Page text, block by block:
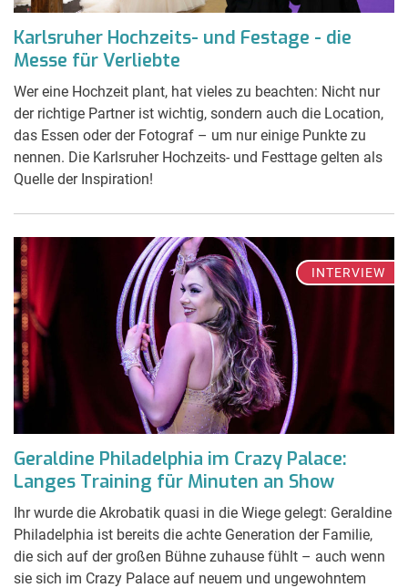
Karlsruher Hochzeits- und Festage - die
Messe für Verliebte
Wer eine Hochzeit plant, hat vieles zu beachten: Nicht nur
der richtige Partner ist wichtig, sondern auch die Location,
das Essen oder der Fotograf – um nur einige Punkte zu
nennen. Die Karlsruher Hochzeits- und Festtage gelten als
Quelle der Inspiration!
INTERVIEW
Geraldine Philadelphia im Crazy Palace:
Langes Training für Minuten an Show
Ihr wurde die Akrobatik quasi in die Wiege gelegt: Geraldine
Philadelphia ist bereits die achte Generation der Familie,
die sich auf der großen Bühne zuhause fühlt – auch wenn
sie sich im Crazy Palace auf neuem und ungewohntem